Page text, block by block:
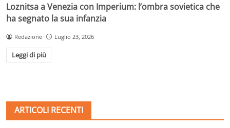
Loznitsa a Venezia con Imperium: l’ombra sovietica che
ha segnato la sua infanzia
Redazione Luglio 23, 2026
Leggi di più
ARTICOLI RECENTI